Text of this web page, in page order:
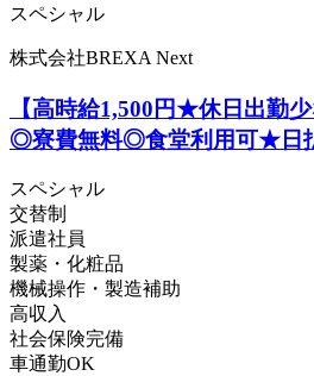
スペシャル
株式会社BREXA Next
【高時給1,500円★休日出勤
◎寮費無料◎食堂利用可★日
スペシャル
交替制
派遣社員
製薬・化粧品
機械操作・製造補助
高収入
社会保険完備
車通勤OK